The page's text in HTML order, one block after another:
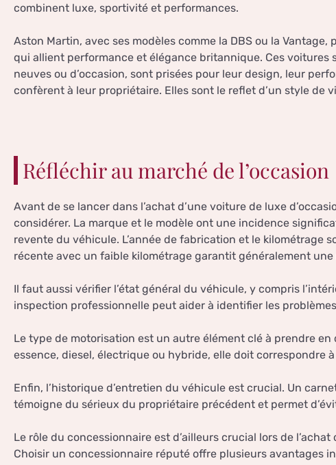
combinent luxe, sportivité et performances.
Aston Martin, avec ses modèles comme la DBS ou la
qui allient performance et élégance britannique. Ces voitures
neuves ou d’occasion, sont prisées pour leur design, leur
confèrent à leur propriétaire. Elles sont le reflet d’un style de
Réfléchir au marché de l’occasion
Avant de se lancer dans l’achat d’une voiture de luxe
considérer. La marque et le modèle ont une incidence
revente du véhicule. L’année de fabrication et le kilométrage
récente avec un faible kilométrage garantit généralement
Il faut aussi vérifier l’état général du véhicule, y compris
inspection professionnelle peut aider à identifier les
Le type de motorisation est un autre élément clé à prendre
essence, diesel, électrique ou hybride, elle doit correspondre
Enfin, l’historique d’entretien du véhicule est crucial. Un
témoigne du sérieux du propriétaire précédent et permet
Le rôle du concessionnaire est d’ailleurs crucial lors de l’achat
Choisir un concessionnaire réputé offre plusieurs avantages